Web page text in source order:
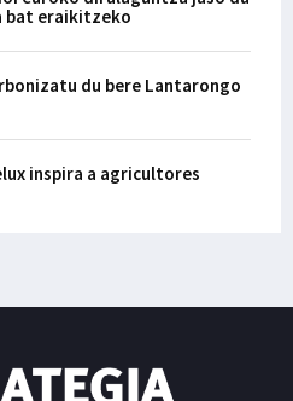
bat eraikitzeko
du bere Lantarongo
inspira a agricultores